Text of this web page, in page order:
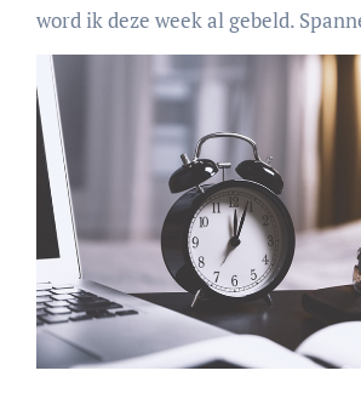
word ik deze week al gebeld.